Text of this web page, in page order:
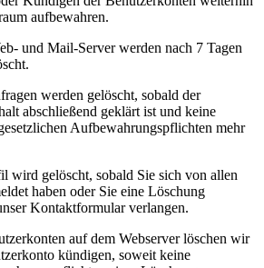
aufbewahren.
und Mail-Server werden nach 7 Tagen
werden gelöscht, sobald der
abschließend geklärt ist und keine
Aufbewahrungspflichten mehr
wird gelöscht, sobald Sie sich von allen
haben oder Sie eine Löschung
Kontaktformular verlangen.
auf dem Webserver löschen wir
kündigen, soweit keine